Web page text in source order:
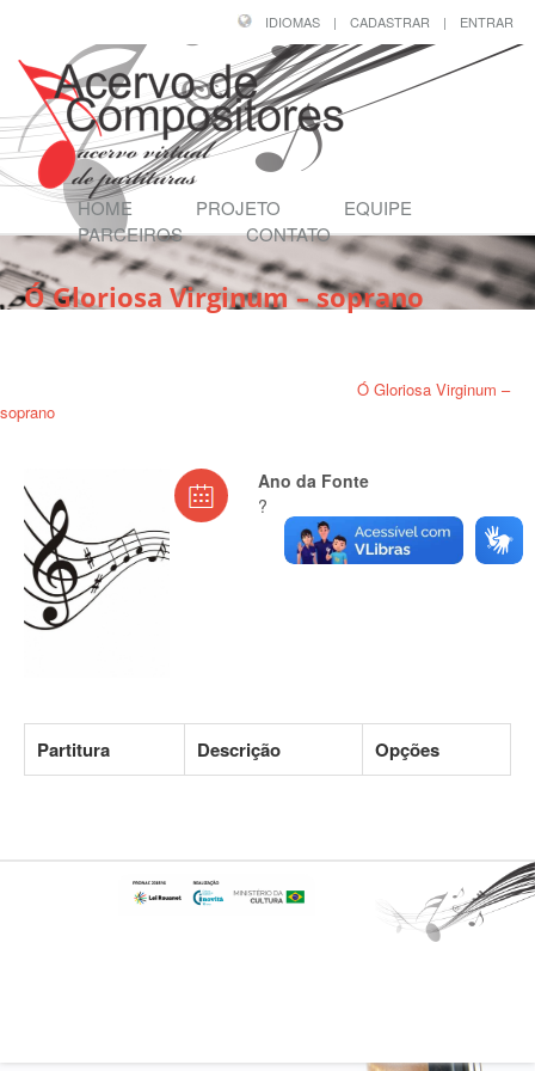
IDIOMAS | CADASTRAR | ENTRAR
HOME PROJETO
EQUIPE
PARCEIROS
CONTATO
Ó Gloriosa Virginum – soprano
Ó Gloriosa Virginum –
soprano
Ano da Fonte
?
Partitura Descrição Opções